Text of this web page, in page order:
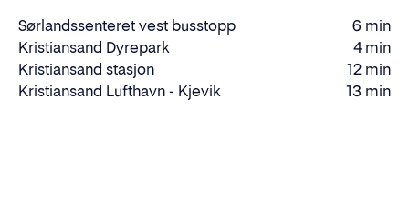
Sørlandssenteret vest busstopp
6 min
Gåtid
Kristiansand Dyrepark 4 min
Kjøretid
Kristiansand stasjon 12 min
Kjøretid
Kristiansand Lufthavn - Kjevik 13 min
Kjøretid